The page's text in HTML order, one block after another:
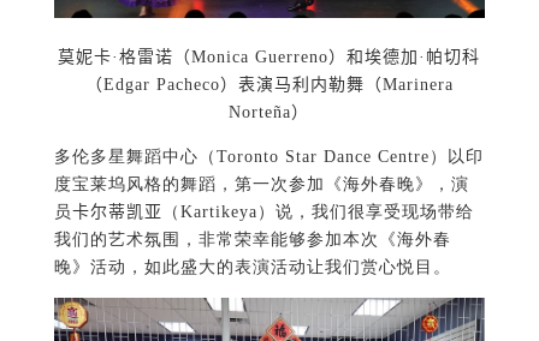
莫妮卡·格雷诺（Monica Guerreno）和埃德加·帕切科
（Edgar Pacheco）表演马利内勒舞（Marinera
Norteña）
多伦多星舞蹈中心（Toronto Star Dance Centre）以印
度宝莱坞风格的舞蹈，第一次参加《海外春晚》，演
员卡尔蒂凯亚
（Kartikeya）说，我们很享受现场带给
我们的艺术氛围，非常荣幸能够参加本次《海外春
晚》活动，如此盛大的表演活动让我们赏心悦目。